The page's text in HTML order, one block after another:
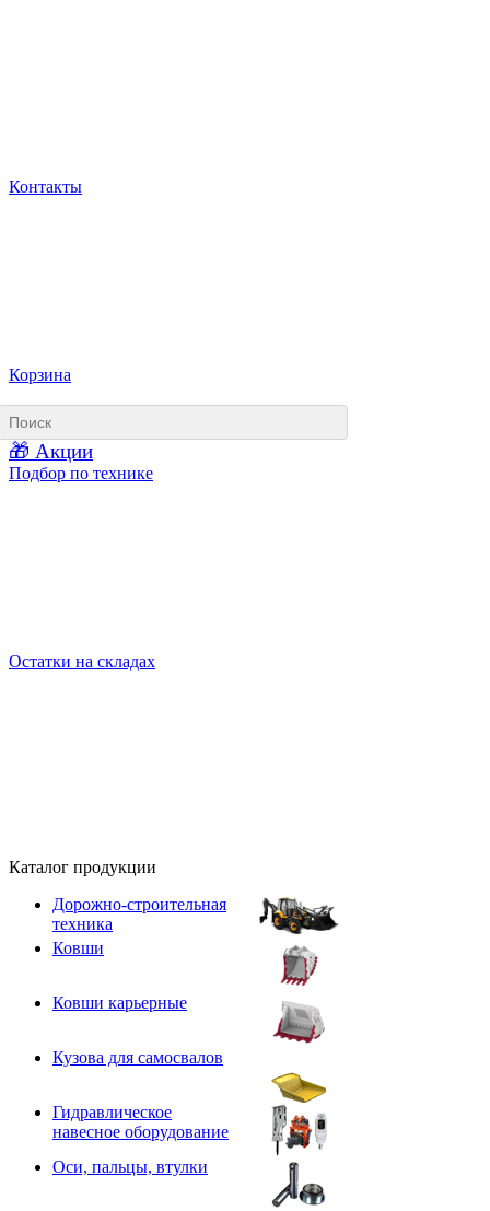
Контакты
Корзина
🎁 Акции
Подбор по технике
Остатки на складах
Каталог продукции
Дорожно-строительная
техника
Ковши
Ковши карьерные
Кузова для самосвалов
Гидравлическое
навесное оборудование
Оси, пальцы, втулки